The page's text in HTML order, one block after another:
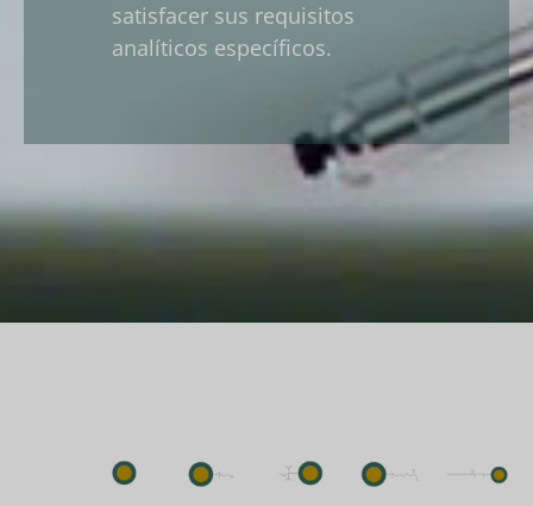
satisfacer sus requisitos
analíticos específicos.